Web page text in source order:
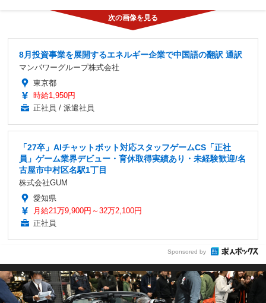
8月投資事業を展開するエネルギー企業で中国語の翻訳 通訳
マンパワーグループ株式会社
東京都
時給1,950円
正社員 / 派遣社員
「27卒」AIチャットボット対応スタッフゲームCS「正社
員」ゲーム業界デビュー・育休取得実績あり・未経験歓迎/名
古屋市中村区名駅1丁目
株式会社GUM
愛知県
月給21万9,900円～32万2,100円
正社員
Sponsored by